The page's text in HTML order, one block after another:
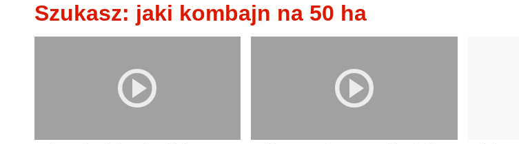
Szukasz: jaki kombajn na 50 ha